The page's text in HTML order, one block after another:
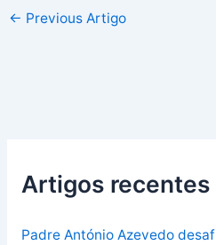
← Previous Artigo
Artigos recentes
Padre António Azevedo